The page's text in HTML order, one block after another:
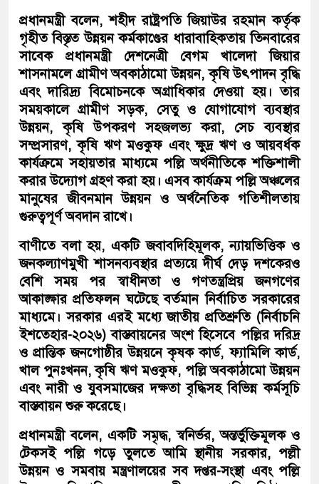
প্রধানমন্ত্রী বলেন, শহীদ রাষ্ট্রপতি জিয়াউর রহমান কর্তৃক
গৃহীত বিস্তৃত উন্নয়ন কর্মকাণ্ডের ধারাবাহিকতায় তিনবারের
সাবেক প্রধানমন্ত্রী দেশনেত্রী বেগম খালেদা জিয়ার
শাসনামলে গ্রামীণ অবকাঠামো উন্নয়ন, কৃষি উৎপাদন বৃদ্ধি
এবং দারিদ্র্য বিমোচনকে অগ্রাধিকার দেওয়া হয়। তার
সময়কালে গ্রামীণ সড়ক, সেতু ও যোগাযোগ ব্যবস্থার
উন্নয়ন, কৃষি উপকরণ সহজলভ্য করা, সেচ ব্যবস্থার
সম্প্রসারণ, কৃষি ঋণ মওকুফ এবং ক্ষুদ্র ঋণ ও আয়বর্ধক
কার্যক্রমে সহায়তার মাধ্যমে পল্লি অর্থনীতিকে শক্তিশালী
করার উদ্যোগ গ্রহণ করা হয়। এসব কার্যক্রম পল্লি অঞ্চলের
মানুষের জীবনমান উন্নয়ন ও অর্থনৈতিক গতিশীলতায়
গুরুত্বপূর্ণ অবদান রাখে।
বাণীতে বলা হয়, একটি জবাবদিহিমূলক, ন্যায়ভিত্তিক ও
জনকল্যাণমুখী শাসনব্যবস্থার প্রত্যয়ে দীর্ঘ দেড় দশকেরও
বেশি সময় পর স্বাধীনতা ও গণতন্ত্রপ্রিয় জনগণের
আকাঙ্ক্ষার প্রতিফলন ঘটেছে বর্তমান নির্বাচিত সরকারের
মাধ্যমে। সরকার এরই মধ্যে জাতীয় প্রতিশ্রুতি (নির্বাচনি
ইশতেহার-২০২৬) বাস্তবায়নের অংশ হিসেবে পল্লির দরিদ্র
ও প্রান্তিক জনগোষ্ঠীর উন্নয়নে কৃষক কার্ড, ফ্যামিলি কার্ড,
খাল পুনঃখনন, কৃষি ঋণ মওকুফ, পল্লি অবকাঠামো উন্নয়ন
এবং নারী ও যুবসমাজের দক্ষতা বৃদ্ধিসহ বিভিন্ন কর্মসূচি
বাস্তবায়ন শুরু করেছে।
প্রধানমন্ত্রী বলেন, একটি সমৃদ্ধ, স্বনির্ভর, অন্তর্ভুক্তিমূলক ও
টেকসই পল্লি গড়ে তুলতে আমি স্থানীয় সরকার, পল্লী
উন্নয়ন ও সমবায় মন্ত্রণালয়ের সব দপ্তর-সংস্থা এবং পল্লি